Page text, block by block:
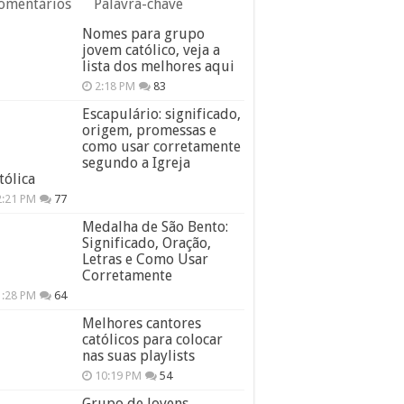
Palavra-chave
Nomes para grupo
jovem católico, veja a
lista dos melhores aqui
2:18 PM 83
Escapulário: significado,
origem, promessas e
como usar corretamente
segundo a Igreja
PM 77
Medalha de São Bento:
Significado, Oração,
Letras e Como Usar
Corretamente
PM 64
Melhores cantores
católicos para colocar
nas suas playlists
10:19 PM 54